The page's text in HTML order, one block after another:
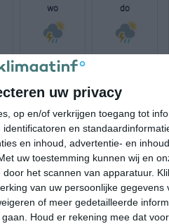
uw privacy
op en/of verkrijgen toegang tot
en
en inhoud, advertentie- en
uw toestemming kunnen wij en
het scannen van apparatuur.
van uw persoonlijke gegevens
of meer gedetailleerde
Houd er rekening mee dat
wo
20°
do
21°C 26°C
06:00 09:00
06:00 09:00